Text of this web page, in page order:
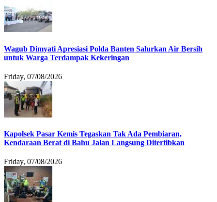
Wagub Dimyati Apresiasi Polda Banten Salurkan Air Bersih
untuk Warga Terdampak Kekeringan
Friday, 07/08/2026
Kapolsek Pasar Kemis Tegaskan Tak Ada Pembiaran,
Kendaraan Berat di Bahu Jalan Langsung Ditertibkan
Friday, 07/08/2026